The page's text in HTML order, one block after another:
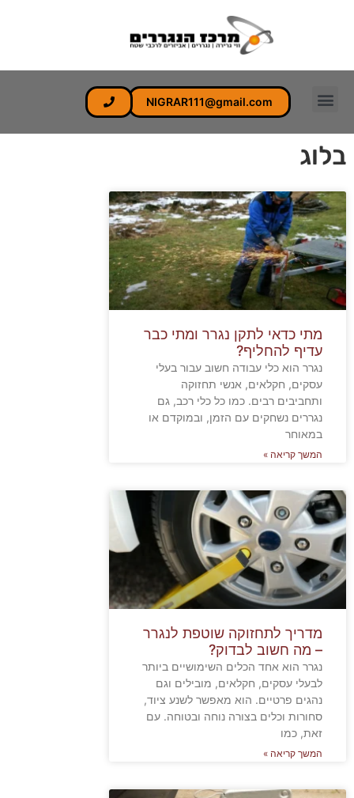
NIGRAR111@gmail.com
בלוג
מתי כדאי לתקן נגרר ומתי כבר
עדיף להחליף?
נגרר הוא כלי עבודה חשוב עבור בעלי
עסקים, חקלאים, אנשי תחזוקה
ותחביבים רבים. כמו כל כלי רכב, גם
נגררים נשחקים עם הזמן, ובמוקדם או
במאוחר
המשך קריאה »
מדריך לתחזוקה שוטפת לנגרר
– מה חשוב לבדוק?
נגרר הוא אחד הכלים השימושיים ביותר
לבעלי עסקים, חקלאים, מובילים וגם
נהגים פרטיים. הוא מאפשר לשנע ציוד,
סחורות וכלים בצורה נוחה ובטוחה. עם
זאת, כמו
המשך קריאה »